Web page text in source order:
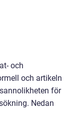
och
och artikeln
för
Nedan